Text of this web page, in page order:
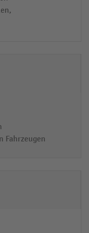
Fahrzeugen